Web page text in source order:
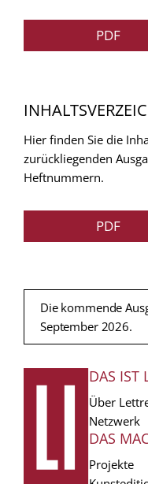
PDF
Hier finden Sie die
zurückliegenden
Heftnummern.
PDF
Die kommende
September 2026.
DAS IST
Über
Netzwerk
DAS
Projekte